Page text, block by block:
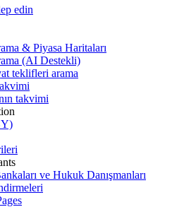
edin
& Piyasa Haritaları
(AI Destekli)
teklifleri arama
takvimi
ve Hukuk Danışmanları